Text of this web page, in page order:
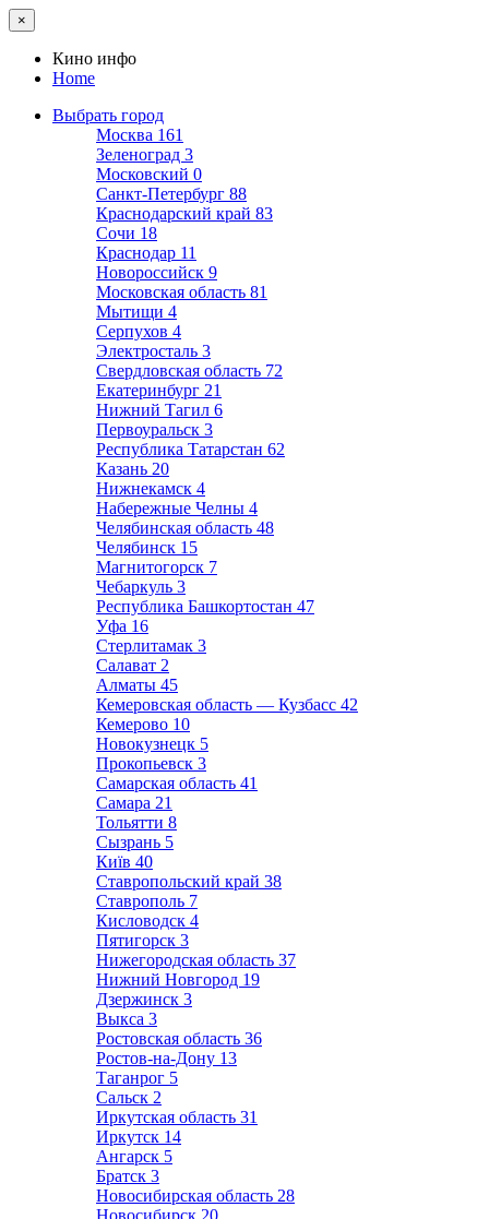
×
Кино инфо
Home
Выбрать город
Москва 161
Зеленоград 3
Московский 0
Санкт-Петербург 88
Краснодарский край 83
Сочи 18
Краснодар 11
Новороссийск 9
Московская область 81
Мытищи 4
Серпухов 4
Электросталь 3
Свердловская область 72
Екатеринбург 21
Нижний Тагил 6
Первоуральск 3
Республика Татарстан 62
Казань 20
Нижнекамск 4
Набережные Челны 4
Челябинская область 48
Челябинск 15
Магнитогорск 7
Чебаркуль 3
Республика Башкортостан 47
Уфа 16
Стерлитамак 3
Салават 2
Алматы 45
Кемеровская область — Кузбасс 42
Кемерово 10
Новокузнецк 5
Прокопьевск 3
Самарская область 41
Самара 21
Тольятти 8
Сызрань 5
Київ 40
Ставропольский край 38
Ставрополь 7
Кисловодск 4
Пятигорск 3
Нижегородская область 37
Нижний Новгород 19
Дзержинск 3
Выкса 3
Ростовская область 36
Ростов-на-Дону 13
Таганрог 5
Сальск 2
Иркутская область 31
Иркутск 14
Ангарск 5
Братск 3
Новосибирская область 28
Новосибирск 20